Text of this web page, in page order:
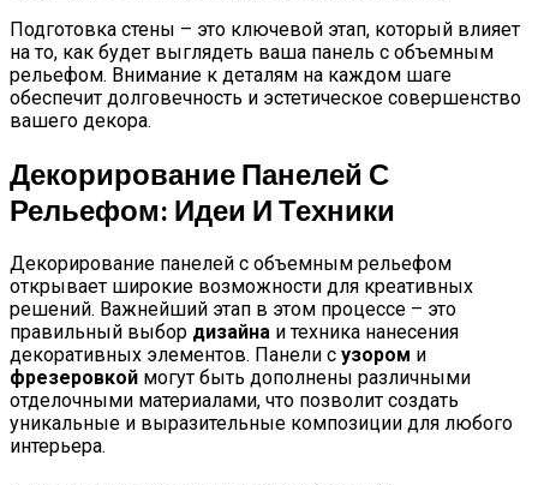
Подготовка стены – это ключевой этап, который влияет
на то, как будет выглядеть ваша панель с объемным
рельефом. Внимание к деталям на каждом шаге
обеспечит долговечность и эстетическое совершенство
вашего декора.
Декорирование Панелей С
Рельефом: Идеи И Техники
Декорирование панелей с объемным рельефом
открывает широкие возможности для креативных
решений. Важнейший этап в этом процессе – это
правильный выбор дизайна и техника нанесения
декоративных элементов. Панели с узором и
фрезеровкой могут быть дополнены различными
отделочными материалами, что позволит создать
уникальные и выразительные композиции для любого
интерьера.